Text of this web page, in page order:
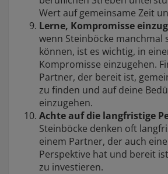
Wert auf gemeinsame Zeit
Lerne, Kompromisse
wenn Steinböcke manchmal
können, ist es wichtig, in
Kompromisse einzugehen.
Partner, der bereit ist,
zu finden und auf deine
einzugehen.
Achte auf die langfristige
Steinböcke denken oft
einem Partner, der auch
Perspektive hat und bereit
zu investieren.